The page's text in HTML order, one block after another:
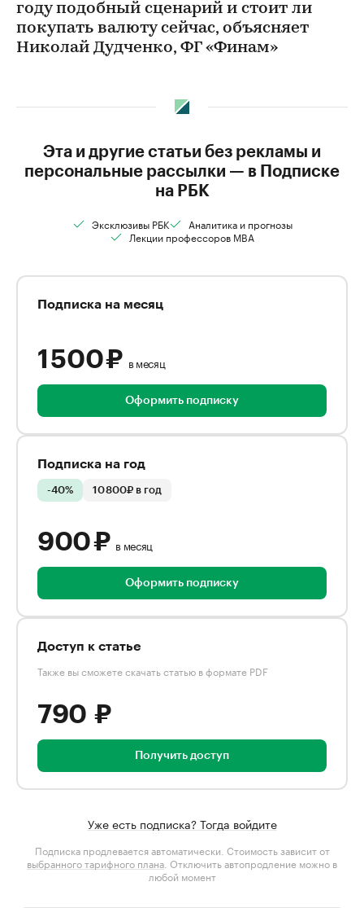
году подобный сценарий и стоит ли
покупать валюту сейчас, объясняет
Николай Дудченко, ФГ «Финам»
Эта и другие статьи без рекламы и
персональные рассылки — в Подписке
на РБК
Эксклюзивы РБК
Аналитика и прогнозы
Лекции профессоров MBA
Подписка на месяц
1 500 ₽ в месяц
Оформить подписку
Подписка на год
-40% 10 800₽ в год
900 ₽ в месяц
Оформить подписку
Доступ к статье
Также вы сможете скачать статью в формате PDF
790 ₽
Получить доступ
Уже есть подписка? Тогда войдите
Подписка продлевается автоматически. Стоимость зависит от
выбранного тарифного плана . Отключить автопродление можно в
любой момент